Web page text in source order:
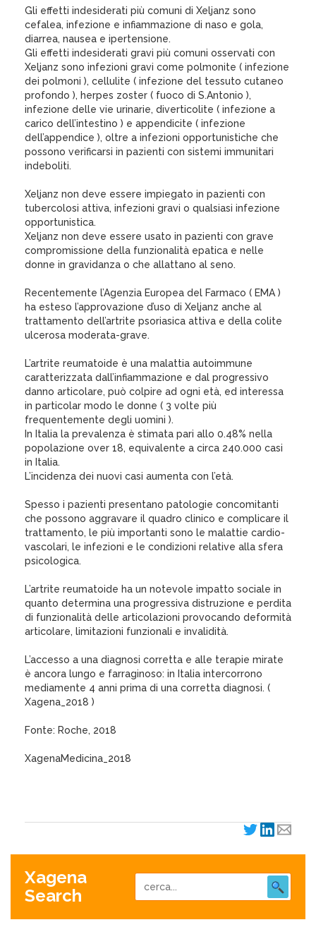
Gli effetti indesiderati più comuni di Xeljanz sono
cefalea, infezione e infiammazione di naso e gola,
diarrea, nausea e ipertensione.
Gli effetti indesiderati gravi più comuni osservati con
Xeljanz sono infezioni gravi come polmonite ( infezione
dei polmoni ), cellulite ( infezione del tessuto cutaneo
profondo ), herpes zoster ( fuoco di S.Antonio ),
infezione delle vie urinarie, diverticolite ( infezione a
carico dell’intestino ) e appendicite ( infezione
dell’appendice ), oltre a infezioni opportunistiche che
possono verificarsi in pazienti con sistemi immunitari
indeboliti.
Xeljanz non deve essere impiegato in pazienti con
tubercolosi attiva, infezioni gravi o qualsiasi infezione
opportunistica.
Xeljanz non deve essere usato in pazienti con grave
compromissione della funzionalità epatica e nelle
donne in gravidanza o che allattano al seno.
Recentemente l’Agenzia Europea del Farmaco ( EMA )
ha esteso l’approvazione d’uso di Xeljanz anche al
trattamento dell’artrite psoriasica attiva e della colite
ulcerosa moderata-grave.
L’artrite reumatoide è una malattia autoimmune
caratterizzata dall’infiammazione e dal progressivo
danno articolare, può colpire ad ogni età, ed interessa
in particolar modo le donne ( 3 volte più
frequentemente degli uomini ).
In Italia la prevalenza è stimata pari allo 0.48% nella
popolazione over 18, equivalente a circa 240.000 casi
in Italia.
L’incidenza dei nuovi casi aumenta con l’età.
Spesso i pazienti presentano patologie concomitanti
che possono aggravare il quadro clinico e complicare il
trattamento, le più importanti sono le malattie cardio-
vascolari, le infezioni e le condizioni relative alla sfera
psicologica.
L’artrite reumatoide ha un notevole impatto sociale in
quanto determina una progressiva distruzione e perdita
di funzionalità delle articolazioni provocando deformità
articolare, limitazioni funzionali e invalidità.
L’accesso a una diagnosi corretta e alle terapie mirate
è ancora lungo e farraginoso: in Italia intercorrono
mediamente 4 anni prima di una corretta diagnosi. (
Xagena_2018 )
Fonte: Roche, 2018
XagenaMedicina_2018
Xagena
Search